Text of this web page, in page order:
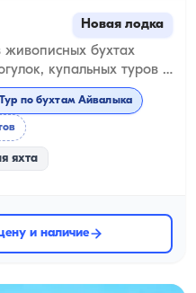
Новая лодка
живописных бухтах
купальных туров и
Тур по бухтам Айвалыка
яхта
и наличие